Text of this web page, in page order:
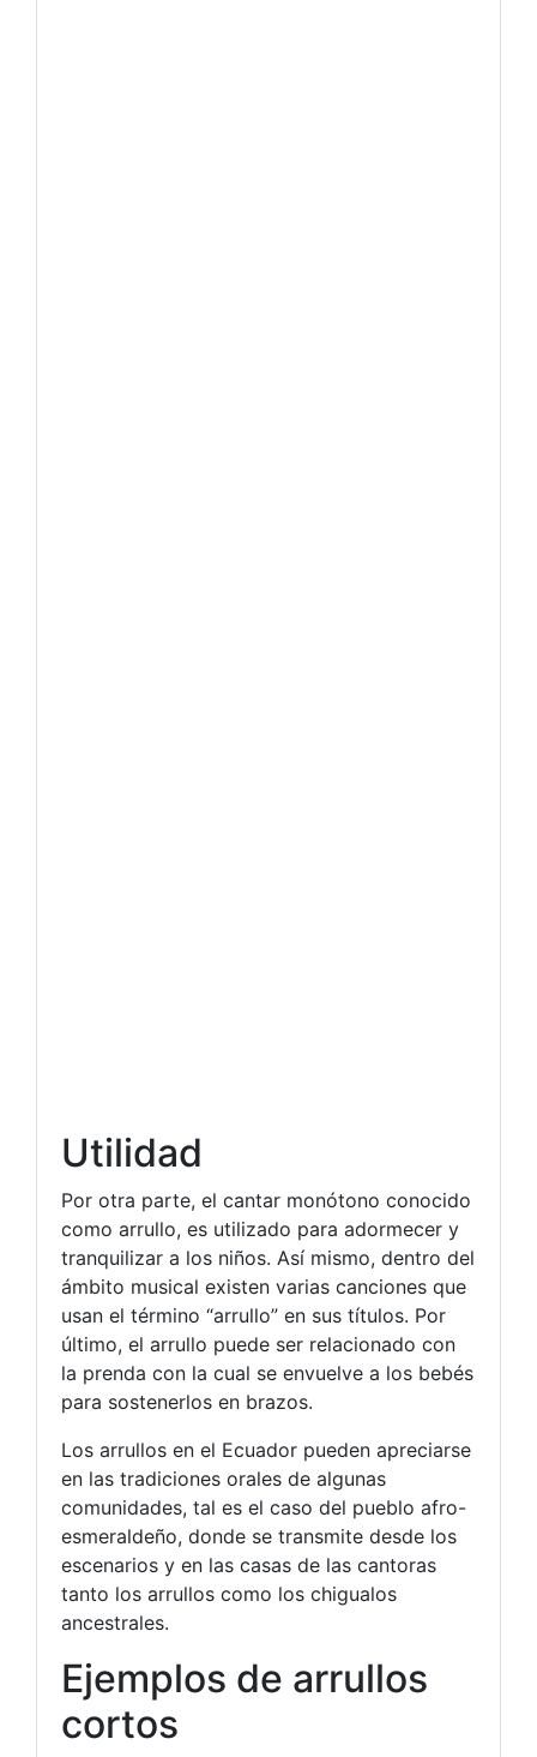
Utilidad
Por otra parte, el cantar monótono conocido
como arrullo, es utilizado para adormecer y
tranquilizar a los niños. Así mismo, dentro del
ámbito musical existen varias canciones que
usan el término “arrullo” en sus títulos. Por
último, el arrullo puede ser relacionado con
la prenda con la cual se envuelve a los bebés
para sostenerlos en brazos.
Los arrullos en el Ecuador pueden apreciarse
en las tradiciones orales de algunas
comunidades, tal es el caso del pueblo afro-
esmeraldeño, donde se transmite desde los
escenarios y en las casas de las cantoras
tanto los arrullos como los chigualos
ancestrales.
Ejemplos de arrullos
cortos